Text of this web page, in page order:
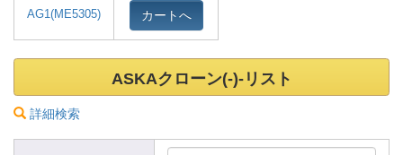
AG1(ME5305) カートへ
ASKAクローン(-)-リスト
詳細検索